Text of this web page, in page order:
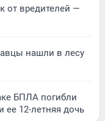
от вредителей —
нашли в лесу
БПЛА погибли
ее 12-летняя дочь